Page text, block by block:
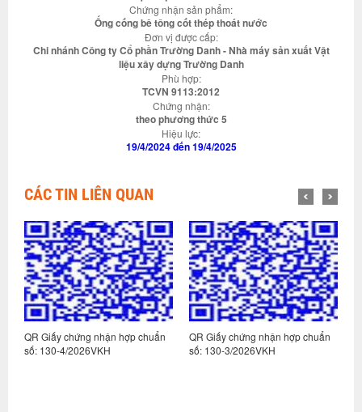
Chứng nhận sản phẩm:
Ống cống bê tông cốt thép thoát nước
Đơn vị được cấp:
Chi nhánh Công ty Cổ phần Trường Danh - Nhà máy sản xuất Vật
liệu xây dựng Trường Danh
Phù hợp:
TCVN 9113:2012
Chứng nhận:
theo phương thức 5
Hiệu lực:
19/4/2024 đến 19/4/2025
CÁC TIN LIÊN QUAN
QR Giấy chứng nhận hợp chuẩn
số: 130-4/2026VKH
QR Giấy chứng nhận hợp chuẩn
số: 130-3/2026VKH